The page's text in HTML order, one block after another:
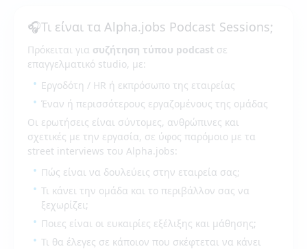
🎧Τι είναι τα Alpha.jobs Podcast Sessions;
Πρόκειται για συζήτηση τύπου podcast σε
επαγγελματικό studio, με:
Εργοδότη / HR ή εκπρόσωπο της εταιρείας
Έναν ή περισσότερους εργαζομένους της ομάδας
Οι ερωτήσεις είναι σύντομες, ανθρώπινες και
σχετικές με την εργασία, σε ύφος παρόμοιο με τα
street interviews του Alpha.jobs:
Πώς είναι να δουλεύεις στην εταιρεία σας;
Τι κάνει την ομάδα και το περιβάλλον σας να
ξεχωρίζει;
Ποιες είναι οι ευκαιρίες εξέλιξης και μάθησης;
Τι θα έλεγες σε κάποιον που σκέφτεται να κάνει